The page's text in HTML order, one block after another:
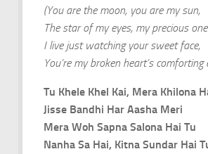
(You are the moon, you are my sun,
The star of my eyes, my precious one.
I live just watching your sweet face,
You’re my broken heart’s comforting
Tu Khele Khel Kai, Mera Khilona
Jisse Bandhi Har Aasha Meri
Mera Woh Sapna Salona Hai Tu
Nanha Sa Hai, Kitna Sundar Hai